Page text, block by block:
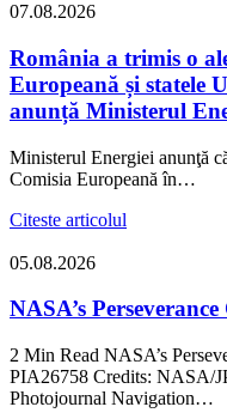
07.08.2026
România a trimis o
Europeană și statele
anunță Ministerul
Ministerul Energiei anunţă
Comisia Europeană în…
Citeste articolul
05.08.2026
NASA’s
2 Min Read NASA’s
PIA26758 Credits: NASA/
Photojournal Navigation…